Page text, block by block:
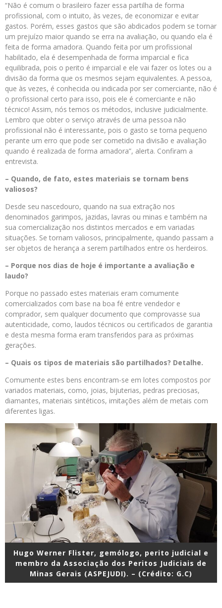
“Não é comum o brasileiro fazer essa partilha de forma
profissional, com o intuito, às vezes, de economizar e evitar
gastos. Porém, esses gastos que são abdicados podem se tornar
um prejuízo maior quando se erra na avaliação, ou quando ela é
feita de forma amadora. Quando feita por um profissional
habilitado, ela é desempenhada de forma imparcial e fica
equilibrada, pois o perito é imparcial e ele vai fazer os lotes ou a
divisão da forma que os mesmos sejam equivalentes. A pessoa,
que às vezes, é conhecida ou indicada por ser comerciante, não é
o profissional certo para isso, pois ele é comerciante e não
técnico! Assim, nós temos os métodos, inclusive judicialmente.
Lembro que obter o serviço através de uma pessoa não
profissional não é interessante, pois o gasto se torna pequeno
perante um erro que pode ser cometido na divisão e avaliação
quando é realizada de forma amadora”, alerta. Confiram a
entrevista.
– Quando, de fato, estes materiais se tornam bens
valiosos?
Desde seu nascedouro, quando na sua extração nos
denominados garimpos, jazidas, lavras ou minas e também na
sua comercialização nos distintos mercados e em variadas
situações. Se tornam valiosos, principalmente, quando passam a
ser objetos de herança a serem partilhados entre os herdeiros.
– Porque nos dias de hoje é importante a avaliação e
laudo?
Porque no passado estes materiais eram comumente
comercializados com base na boa fé entre vendedor e
comprador, sem qualquer documento que comprovasse sua
autenticidade, como, laudos técnicos ou certificados de garantia
e desta mesma forma eram transferidos para as próximas
gerações.
– Quais os tipos de materiais são partilhados? Detalhe.
Comumente estes bens encontram-se em lotes compostos por
variados materiais, como, joias, bijuterias, pedras preciosas,
diamantes, materiais sintéticos, imitações além de metais com
diferentes ligas.
Hugo Werner Flister, gemólogo, perito judicial e
membro da Associação dos Peritos Judiciais de
Minas Gerais (ASPEJUDI). – (Crédito: G.C)